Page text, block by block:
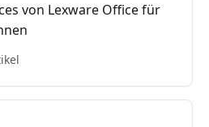
von Lexware Office für